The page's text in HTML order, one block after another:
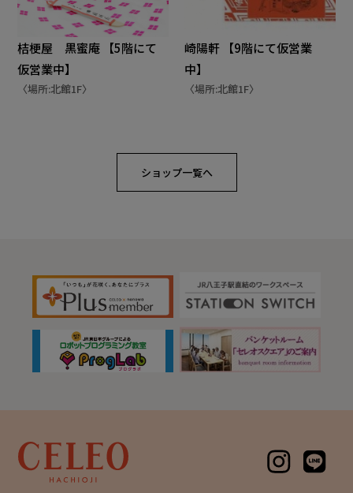
桔梗屋 黒蜜庵 【5階にて
仮営業中】
〈場所:北館1F〉
崎陽軒 【9階にて仮営業
中】
〈場所:北館1F〉
ショップ一覧へ